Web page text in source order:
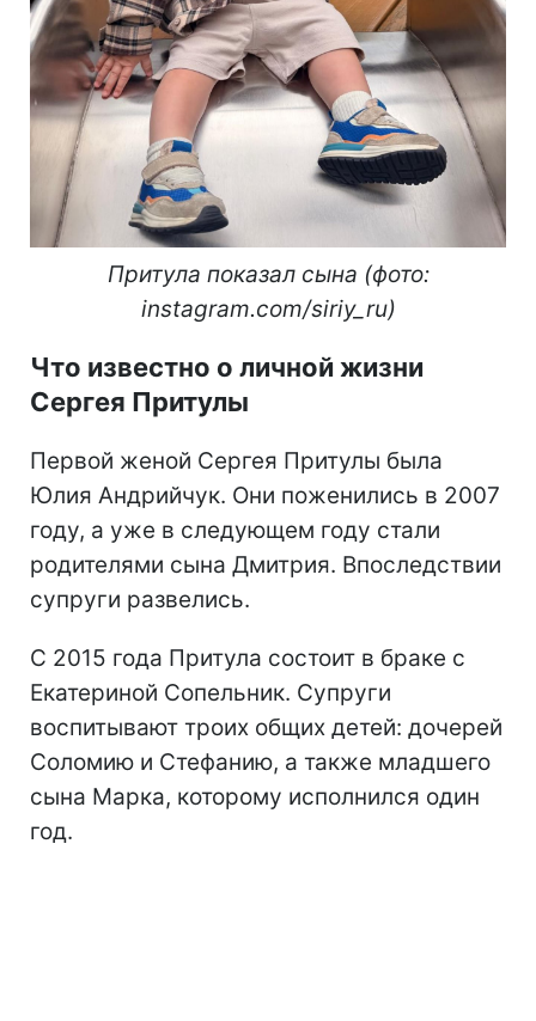
Притула показал сына (фото:
instagram.com/siriy_ru)
Что известно о личной жизни
Сергея Притулы
Первой женой Сергея Притулы была
Юлия Андрийчук. Они поженились в 2007
году, а уже в следующем году стали
родителями сына Дмитрия. Впоследствии
супруги развелись.
С 2015 года Притула состоит в браке с
Екатериной Сопельник. Супруги
воспитывают троих общих детей: дочерей
Соломию и Стефанию, а также младшего
сына Марка, которому исполнился один
год.